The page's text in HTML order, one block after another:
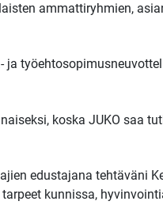
ammattiryhmien,
koska JUKO saa
edustajana tehtäväni
kunnissa,